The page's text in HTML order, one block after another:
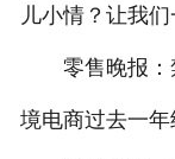
儿小情？让我
零售晚报：
境电商过去一